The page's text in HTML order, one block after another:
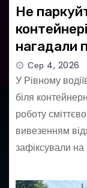
Не
нагадали
Сер 4, 2026
У Рівному
біля
роботу
вивезенням
зафіксували